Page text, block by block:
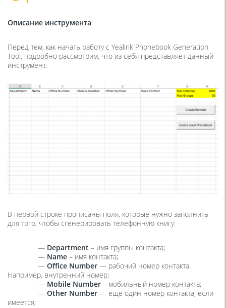
Описание инструмента
Перед тем, как начать работу с Yealink Phonebook Generation
Tool, подробно рассмотрим, что из себя представляет данный
инструмент.
В первой строке прописаны поля, которые нужно заполнить
для того, чтобы сгенерировать телефонную книгу:
— Department – имя группы контакта;
— Name – имя контакта;
— Office Number — рабочий номер контакта.
Например, внутренний номер;
— Mobile Number – мобильный номер контакта;
— Other Number — ещё один номер контакта, если
имеется;